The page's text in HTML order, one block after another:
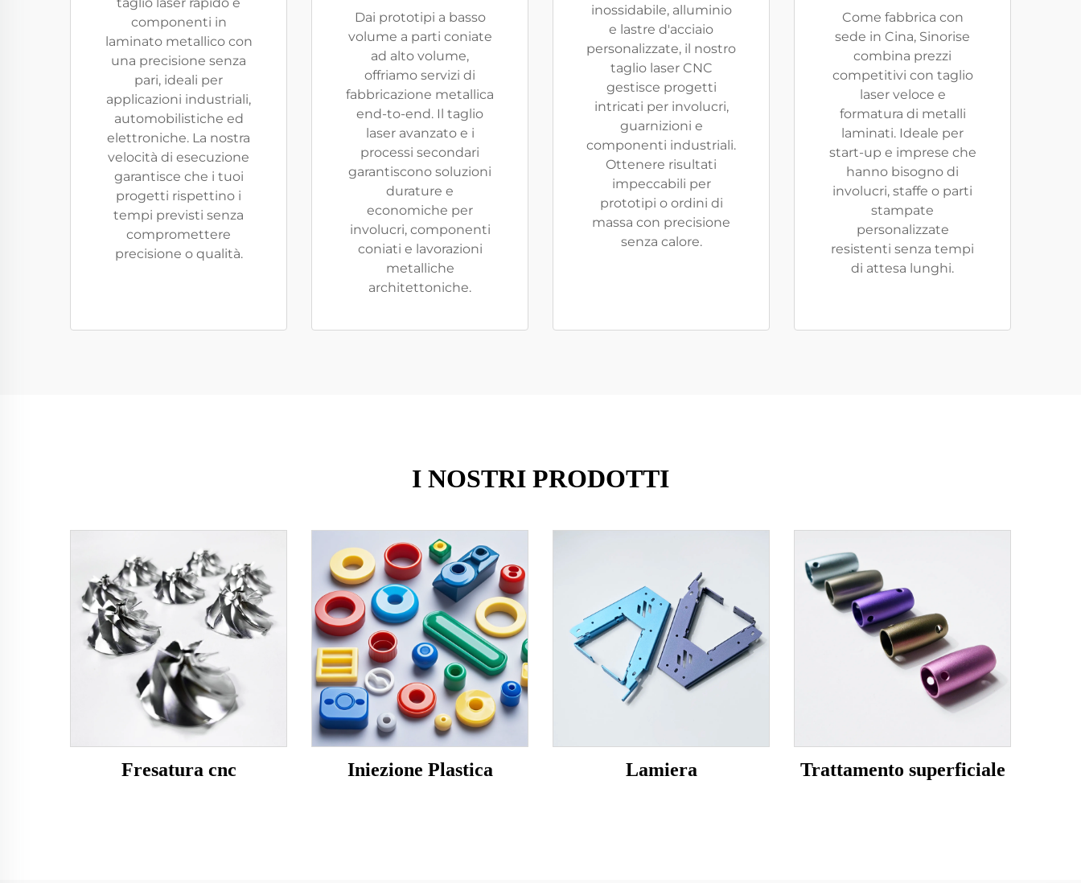
componenti in
laminato metallico con
una precisione senza
pari, ideali per
applicazioni industriali,
automobilistiche ed
elettroniche. La nostra
velocità di esecuzione
garantisce che i tuoi
progetti rispettino i
tempi previsti senza
compromettere
precisione o qualità.
Dai prototipi a basso
volume a parti coniate
ad alto volume,
offriamo servizi di
fabbricazione metallica
end-to-end. Il taglio
laser avanzato e i
processi secondari
garantiscono soluzioni
durature e
economiche per
involucri, componenti
coniati e lavorazioni
metalliche
architettoniche.
inossidabile, alluminio
e lastre d'acciaio
personalizzate, il nostro
taglio laser CNC
gestisce progetti
intricati per involucri,
guarnizioni e
componenti industriali.
Ottenere risultati
impeccabili per
prototipi o ordini di
massa con precisione
senza calore.
Come fabbrica con
sede in Cina, Sinorise
combina prezzi
competitivi con taglio
laser veloce e
formatura di metalli
laminati. Ideale per
start-up e imprese che
hanno bisogno di
involucri, staffe o parti
stampate
personalizzate
resistenti senza tempi
di attesa lunghi.
I NOSTRI PRODOTTI
Fresatura cnc Iniezione Plastica Lamiera Trattamento superficiale